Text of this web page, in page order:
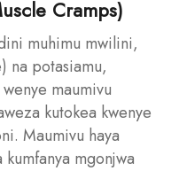
Cramps)
muhimu mwilini,
na potasiamu,
maumivu
kutokea kwenye
Maumivu haya
kumfanya mgonjwa